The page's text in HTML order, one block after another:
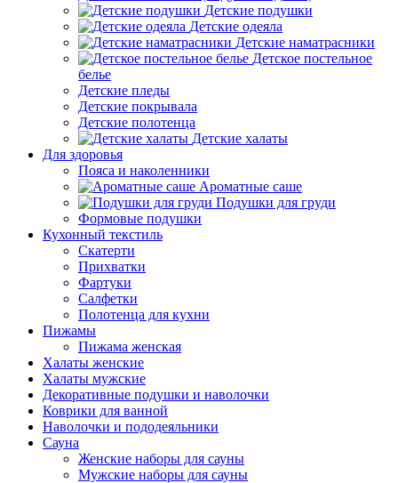
Детские подушки
Детские одеяла
Детские наматрасники
Детское постельное
белье
Детские пледы
Детские покрывала
Детские полотенца
Детские халаты
Для здоровья
Пояса и наколенники
Ароматные саше
Подушки для груди
Формовые подушки
Кухонный текстиль
Скатерти
Прихватки
Фартуки
Салфетки
Полотенца для кухни
Пижамы
Пижама женская
Халаты женские
Халаты мужские
Декоративные подушки и наволочки
Коврики для ванной
Наволочки и пододеяльники
Сауна
Женские наборы для сауны
Мужские наборы для сауны